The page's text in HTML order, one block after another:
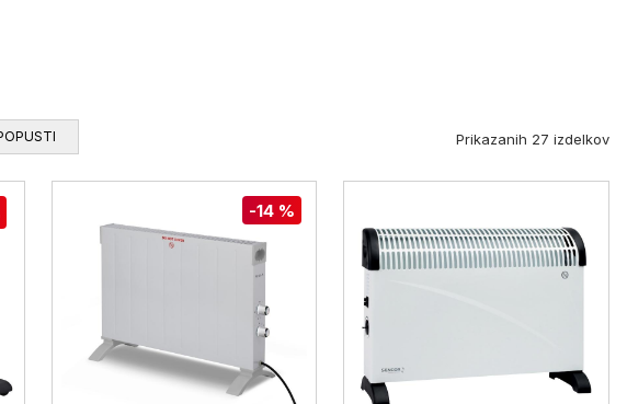
Prikazanih 27 izdelkov
-14 %